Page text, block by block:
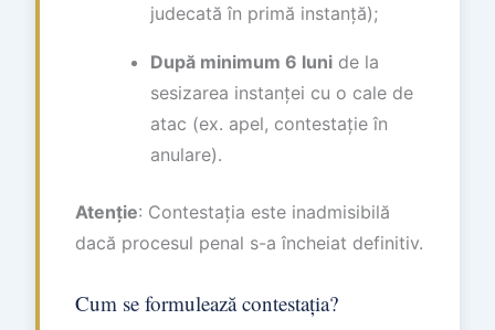
judecată în primă instanță);
După minimum 6 luni de la
sesizarea instanței cu o cale de
atac (ex. apel, contestație în
anulare).
Atenție: Contestația este inadmisibilă
dacă procesul penal s-a încheiat definitiv.
Cum se formulează contestația?